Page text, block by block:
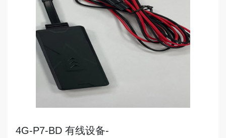
4G-P7-BD 有线设备-